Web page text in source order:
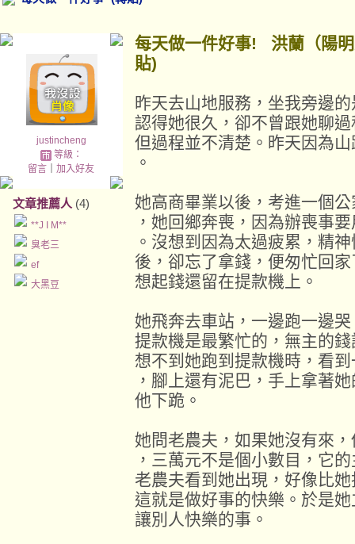
justincheng
等級：
留言 ｜加入好友
文章推薦人 (4)
**J I M**
臭老三
ef
大黑豆
每天做一件好事! 洪蘭（陽
貼)
昨天去山地服務，坐我旁邊
認得她很久，卻不曾跟她聊
但過程並不清楚。昨天因為
。
她高商畢業以後，考進一個
，她回鄉奔喪，因為辦喪事
。沒想到因為太過疲累，精
後，卻忘了拿錢，便匆忙回
想起錢還留在提款機上。
她飛奔去車站，一邊跑一邊
提款機是最繁忙的，無主的
想不到她跑到提款機時，看
，腳上還有泥巴，手上拿著
他下跪。
她問老農夫，如果她沒有來
，三萬元不是個小數目，它
老農夫看到她出現，好像比
這就是做好事的快樂。於是
讓別人快樂的事。